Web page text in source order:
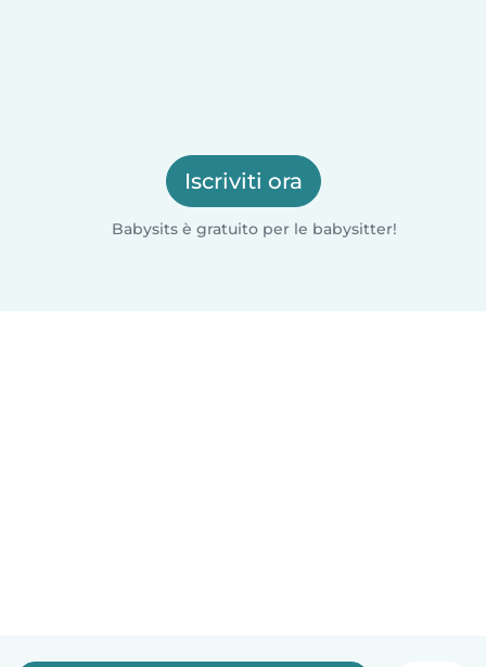
Iscriviti ora
Babysits è gratuito per le babysitter!